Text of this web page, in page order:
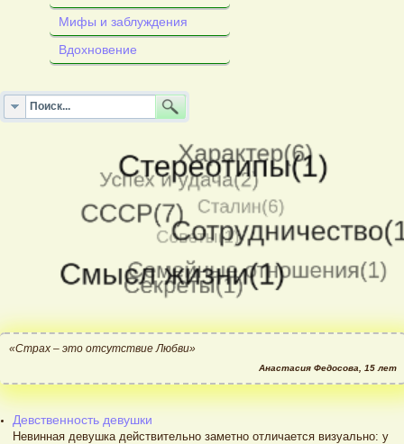
Мифы и заблуждения
Вдохновение
«Страх – это отсутствие Любви»
Анастасия Федосова, 15 лет
Девственность девушки
Невинная девушка действительно заметно отличается визуально: у